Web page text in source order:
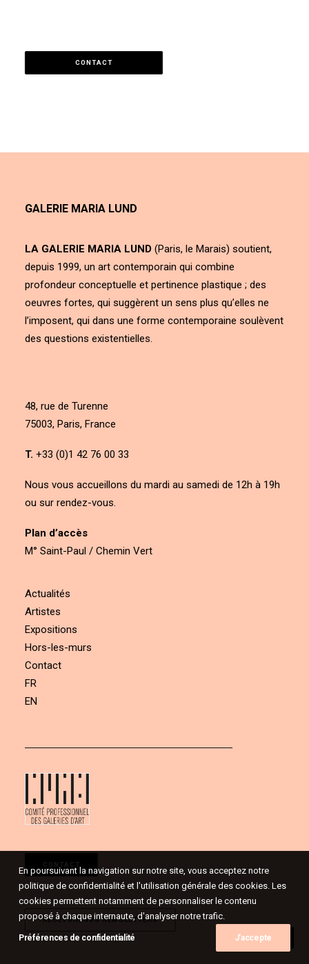
CONTACT
GALERIE MARIA LUND
LA GALERIE MARIA LUND (Paris, le Marais) soutient,
depuis 1999, un art contemporain qui combine
profondeur conceptuelle et pertinence plastique ; des
oeuvres fortes, qui suggèrent un sens plus qu’elles ne
l’imposent, qui dans une forme contemporaine soulèvent
des questions existentielles.
48, rue de Turenne
75003, Paris, France
T. +33 (0)1 42 76 00 33
Nous vous accueillons du mardi au samedi de 12h à 19h
ou sur rendez-vous.
Plan d’accès
M° Saint-Paul / Chemin Vert
Actualités
Artistes
Expositions
Hors-les-murs
Contact
FR
EN
CONTACT
RECEVOIR NOS NEWSLETTERS
En poursuivant la navigation sur notre site, vous acceptez notre
politique de confidentialité et l'utilisation générale des cookies. Les
cookies permettent notamment de personnaliser le contenu
proposé à chaque internaute, d'analyser notre trafic.
Préférences de confidentialité J'accepte